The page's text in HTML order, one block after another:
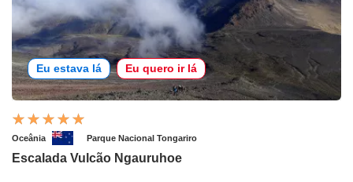
Eu estava lá Eu quero ir lá
Oceânia Parque Nacional Tongariro
Escalada Vulcão Ngauruhoe